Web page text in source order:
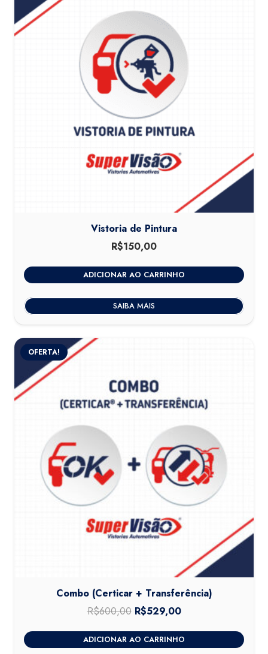
Vistoria de Pintura
R$150,00
ADICIONAR AO CARRINHO
SAIBA MAIS
OFERTA!
Combo (Certicar + Transferência)
R$600,00 O
preço
original
R$529,00O
preço
atual
ADICIONAR AO CARRINHO